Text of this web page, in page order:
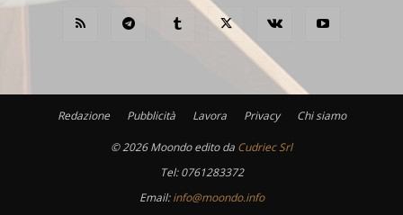
Redazione Pubblicità Lavora Privacy Chi siamo
©2026 Moondo edito da Cudriec Srl
Tel: 0761283372
Email: info@moondo.info